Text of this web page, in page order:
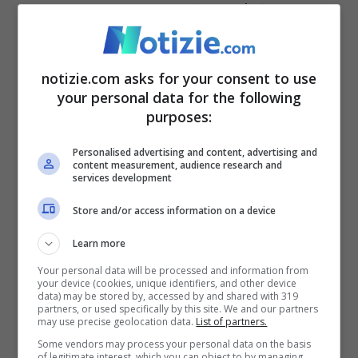
spaventato anche se poi tutto è rientrato:
Lui ha avuto un trauma, credo sia stata
tutto compatibile e spiegabile, anche
perché quando ci sono traumi di questo
tipo che possono essere leggeri o meno,
non bisogna mai dimenticare che anche e
soprattutto il cuore è un muscolo e quando
viene sollecitato con un trauma come tutti
i muscoli, reagisce, in più ha avuto anche
un minimo pneumotorace,problema del
polmone che sta nelle vicinanze anzi,
notizie.com asks for your consent to use
your personal data for the following
purposes:
Personalised advertising and content, advertising and
content measurement, audience research and
services development
Store and/or access information on a device
Learn more
Your personal data will be processed and information from
your device (cookies, unique identifiers, and other device
data) may be stored by, accessed by and shared with 319
partners, or used specifically by this site. We and our partners
may use precise geolocation data. List of partners.
Some vendors may process your personal data on the basis